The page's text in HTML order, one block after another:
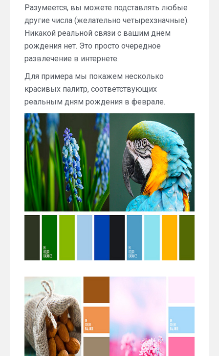
Разумеется, вы можете подставлять любые
другие числа (желательно четырехзначные).
Никакой реальной связи с вашим днем
рождения нет. Это просто очередное
развлечение в интернете.
Для примера мы покажем несколько
красивых палитр, соответствующих
реальным дням рождения в феврале.